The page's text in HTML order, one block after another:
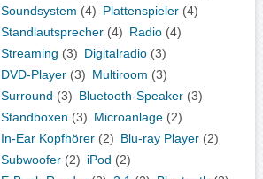
Soundsystem (4) Plattenspieler (4)
Standlautsprecher (4) Radio (4)
Streaming (3) Digitalradio (3)
DVD-Player (3) Multiroom (3)
Surround (3) Bluetooth-Speaker (3)
Standboxen (3) Microanlage (2)
In-Ear Kopfhörer (2) Blu-ray Player (2)
Subwoofer (2) iPod (2)